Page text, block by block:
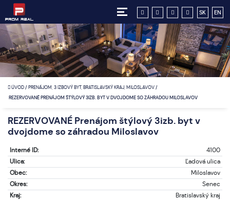
SK EN
ÚVOD/PRENÁJOM, 3 IZBOVÝ BYT, BRATISLAVSKÝ KRAJ, MILOSLAVOV/
REZERVOVANÉ PRENÁJOM ŠTÝLOVÝ 3IZB. BYT V DVOJDOME SO ZÁHRADOU MILOSLAVOV
REZERVOVANÉ Prenájom štýlový 3izb. byt v
dvojdome so záhradou Miloslavov
Interné ID:
4100
Ulica:
Ľadová ulica
Obec:
Miloslavov
Okres:
Senec
Kraj:
Bratislavský kraj